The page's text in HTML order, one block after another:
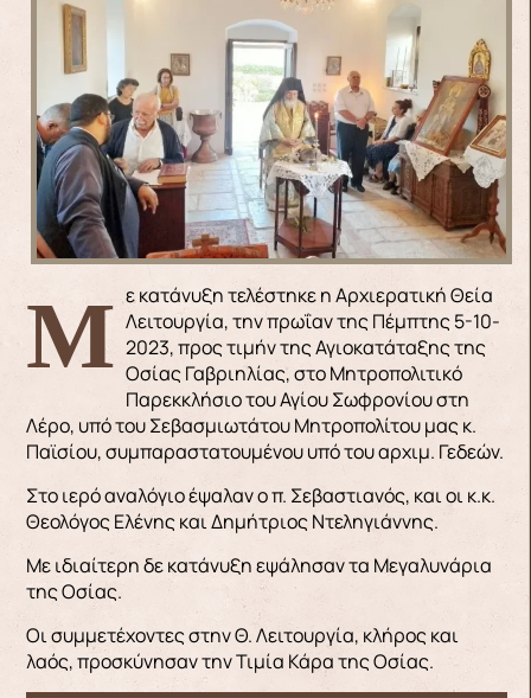
Με κατάνυξη τελέστηκε η Αρχιερατική Θεία Λειτουργία, την πρωΐαν της Πέμπτης 5-10-
2023, προς τιμήν της Αγιοκατάταξης της
Οσίας Γαβριηλίας, στο Μητροπολιτικό
Παρεκκλήσιο του Αγίου Σωφρονίου στη
Λέρο, υπό του Σεβασμιωτάτου Μητροπολίτου μας κ.
Παϊσίου, συμπαραστατουμένου υπό του αρχιμ. Γεδεών.
Στο ιερό αναλόγιο έψαλαν ο π. Σεβαστιανός, και οι κ.κ.
Θεολόγος Ελένης και Δημήτριος Ντεληγιάννης.
Με ιδιαίτερη δε κατάνυξη εψάλησαν τα Μεγαλυνάρια
της Οσίας.
Οι συμμετέχοντες στην Θ. Λειτουργία, κλήρος και
λαός, προσκύνησαν την Τιμία Κάρα της Οσίας.